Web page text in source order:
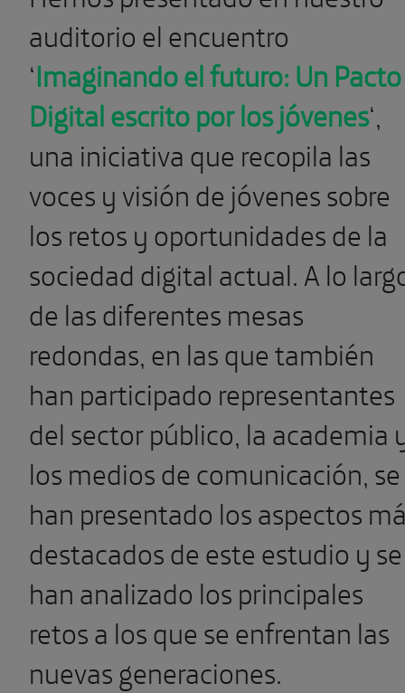
auditorio el encuentro
‘Imaginando el futuro: Un Pacto
Digital escrito por los jóvenes‘,
una iniciativa que recopila las
voces y visión de jóvenes sobre
los retos y oportunidades de la
sociedad digital actual. A lo
de las diferentes mesas
redondas, en las que también
han participado representantes
del sector público, la academia
los medios de comunicación, se
han presentado los aspectos
destacados de este estudio y se
han analizado los principales
retos a los que se enfrentan las
nuevas generaciones.